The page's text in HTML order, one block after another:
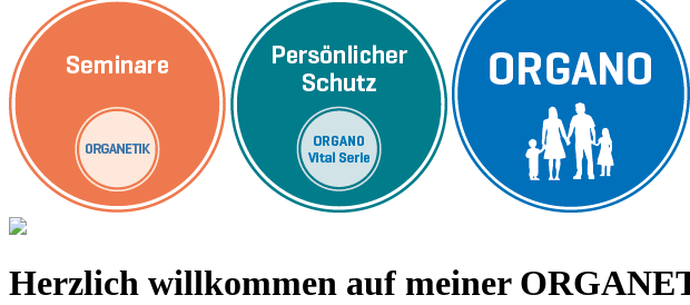
Herzlich willkommen auf meiner